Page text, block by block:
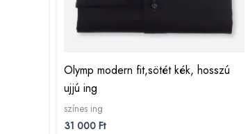
Olymp modern fit,sötét kék, hosszú
ujjú ing
színes ing
31 000 Ft